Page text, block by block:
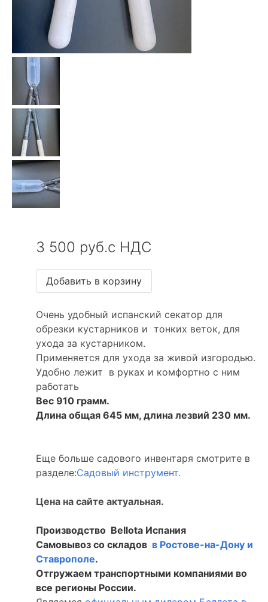
3 500 руб.с НДС
Очень удобный испанский секатор для
обрезки кустарников и тонких веток, для
ухода за кустарником.
Применяется для ухода за живой изгородью.
Удобно лежит в руках и комфортно с ним
работать
Вес 910 грамм.
Длина общая 645 мм, длина лезвий 230 мм.
Еще больше садового инвентаря смотрите в
разделе:Садовый инструмент.
Цена на сайте актуальная.
Производство Bellota Испания
Самовывоз со складов в Ростове-на-Дону и
Ставрополе.
Отгружаем транспортными компаниями во
все регионы России.